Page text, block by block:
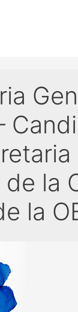
la
la